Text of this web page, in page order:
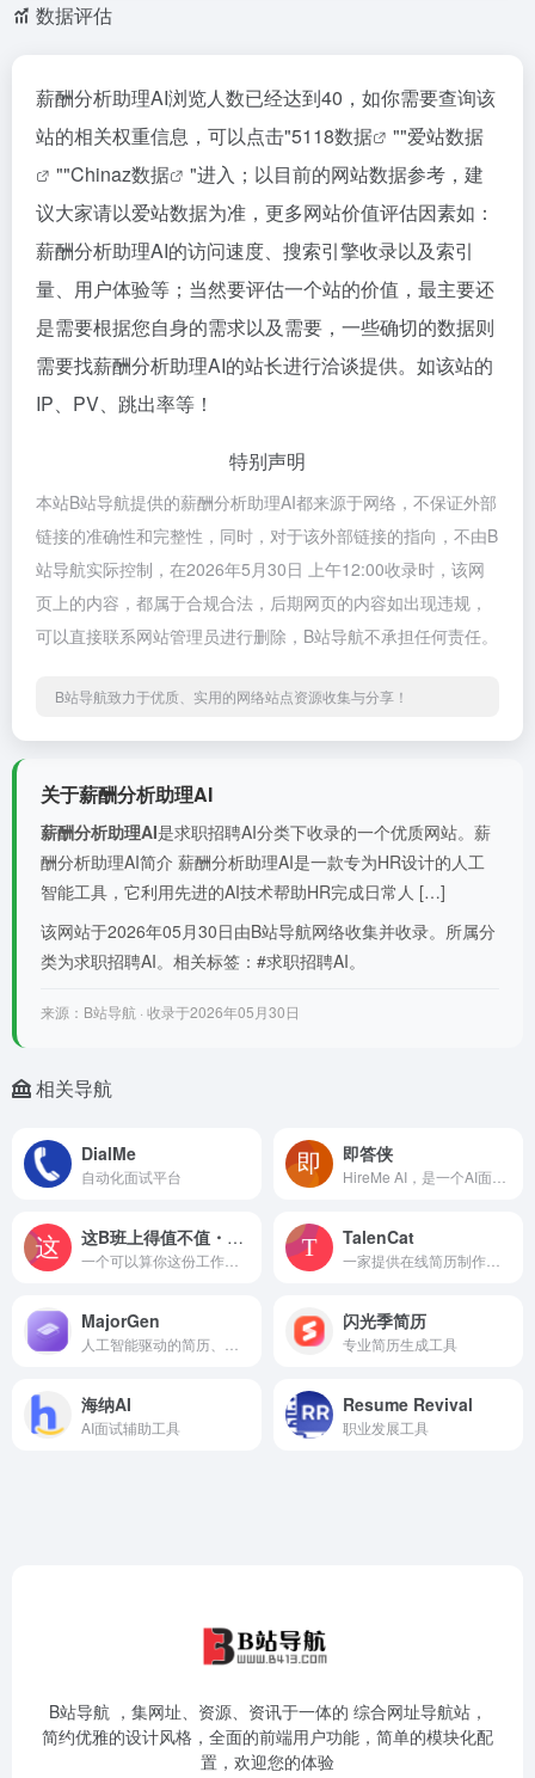
数据评估
薪酬分析助理AI浏览人数已经达到40，如你需要查询该
站的相关权重信息，可以点击"5118数据 ""爱站数据
""Chinaz数据
"进入；以目前的网站数据参考，建
议大家请以爱站数据为准，更多网站价值评估因素如：
薪酬分析助理AI的访问速度、搜索引擎收录以及索引
量、用户体验等；当然要评估一个站的价值，最主要还
是需要根据您自身的需求以及需要，一些确切的数据则
需要找薪酬分析助理AI的站长进行洽谈提供。如该站的
IP、PV、跳出率等！
特别声明
本站B站导航提供的薪酬分析助理AI都来源于网络，不保证外部
链接的准确性和完整性，同时，对于该外部链接的指向，不由B
站导航实际控制，在2026年5月30日 上午12:00收录时，该网
页上的内容，都属于合规合法，后期网页的内容如出现违规，
可以直接联系网站管理员进行删除，B站导航不承担任何责任。
B站导航致力于优质、实用的网络站点资源收集与分享！
关于薪酬分析助理AI
薪酬分析助理AI是求职招聘AI分类下收录的一个优质网站。薪
酬分析助理AI简介 薪酬分析助理AI是一款专为HR设计的人工
智能工具，它利用先进的AI技术帮助HR完成日常人 […]
该网站于2026年05月30日由B站导航网络收集并收录。所属分
类为求职招聘AI。相关标签：#求职招聘AI。
来源：B站导航 · 收录于2026年05月30日
相关导航
DialMe
自动化面试平台
即答侠
这B班上得值不值・测算版 TalenCat
MajorGen 闪光季简历
专业简历生成工具
海纳AI
AI面试辅助工具
Resume Revival
职业发展工具
B站导航 ，集网址、资源、资讯于一体的 综合网址导航站，
简约优雅的设计风格，全面的前端用户功能，简单的模块化配
置，欢迎您的体验